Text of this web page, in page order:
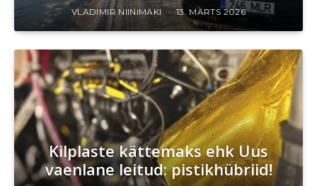
VLADIMIR NIINIMÄKI 13. MÄRTS 2026
Kilplaste kättemaks ehk Uus
vaenlane leitud: pistikhübriid!